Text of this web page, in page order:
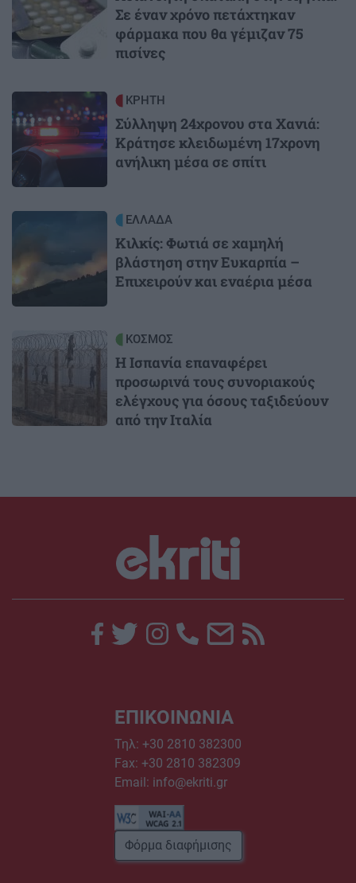
Σε έναν χρόνο πετάχτηκαν
φάρμακα που θα γέμιζαν 75
πισίνες
ΚΡΗΤΗ
Σύλληψη 24χρονου στα Χανιά:
Κράτησε κλειδωμένη 17χρονη
ανήλικη μέσα σε σπίτι
ΕΛΛΑΔΑ
Κιλκίς: Φωτιά σε χαμηλή
βλάστηση στην Ευκαρπία –
Επιχειρούν και εναέρια μέσα
Image ΚΟΣΜΟΣ
Η Ισπανία επαναφέρει
προσωρινά τους συνοριακούς
ελέγχους για όσους ταξιδεύουν
από την Ιταλία
ΕΠΙΚΟΙΝΩΝΙΑ
Τηλ: +30 2810 382300
Fax: +30 2810 382309
Email: info@ekriti.gr
Φόρμα διαφήμισης